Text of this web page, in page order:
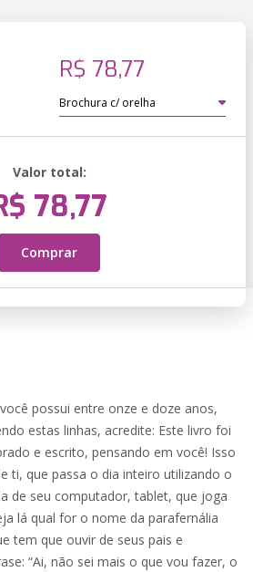
R$ 78,77
Valor total:
78,77
Comprar
possui entre onze e doze anos,
estas linhas, acredite: Este livro foi
e escrito, pensando em você! Isso
ti, que passa o dia inteiro utilizando o
de seu computador, tablet, que joga
lá qual for o nome da parafernália
tem que ouvir de seus pais e
“Ai, não sei mais o que vou fazer, o